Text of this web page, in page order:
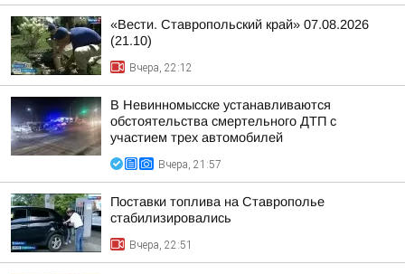
«Вести. Ставропольский край» 07.08.2026
(21.10)
Вчера, 22:12
В Невинномысске устанавливаются
обстоятельства смертельного ДТП с
участием трех автомобилей
Вчера, 21:57
Поставки топлива на Ставрополье
стабилизировались
Вчера, 22:51